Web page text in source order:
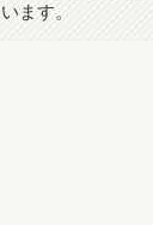
ます。